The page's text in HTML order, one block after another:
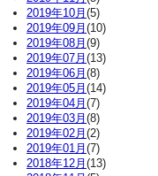
2019年10月 (5)
2019年09月 (10)
2019年08月 (9)
2019年07月 (13)
2019年06月 (8)
2019年05月 (14)
2019年04月 (7)
2019年03月 (8)
2019年02月 (2)
2019年01月 (7)
2018年12月 (13)